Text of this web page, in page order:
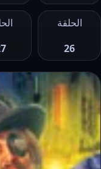
الحلقة
26